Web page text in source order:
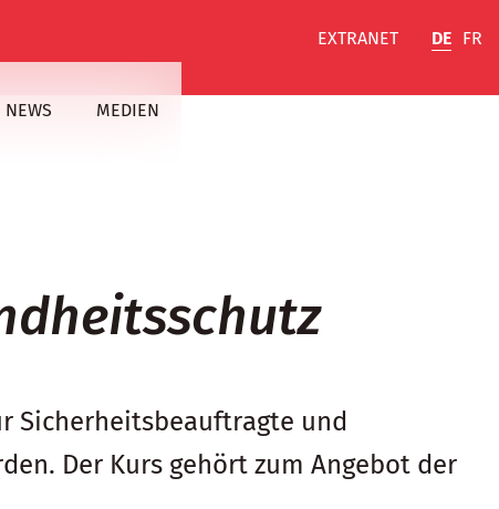
EXTRANET DE FR
NEWS MEDIEN
Sicherheitsbeauftragte und
Der Kurs gehört zum Angebot der